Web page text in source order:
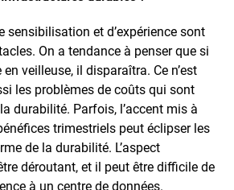
sensibilisation et d’expérience sont
On a tendance à penser que si
en veilleuse, il disparaîtra. Ce n’est
les problèmes de coûts qui sont
durabilité. Parfois, l’accent mis à
trimestriels peut éclipser les
de la durabilité. L’aspect
déroutant, et il peut être difficile de
à un centre de données.